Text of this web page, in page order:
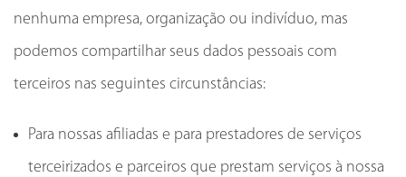
nenhuma empresa, organização ou indivíduo, mas
podemos compartilhar seus dados pessoais com
terceiros nas seguintes circunstâncias:
Para nossas afiliadas e para prestadores de serviços
terceirizados e parceiros que prestam serviços à nossa